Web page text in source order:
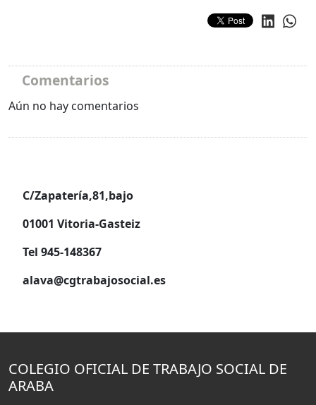
Comentarios
Aún no hay comentarios
C/Zapatería,81,bajo
01001 Vitoria-Gasteiz
Tel 945-148367
alava@cgtrabajosocial.es
COLEGIO OFICIAL DE TRABAJO SOCIAL DE
ARABA